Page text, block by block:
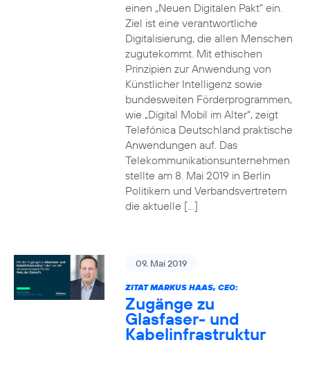
einen „Neuen Digitalen Pakt“ ein.
Ziel ist eine verantwortliche
Digitalisierung, die allen Menschen
zugutekommt. Mit ethischen
Prinzipien zur Anwendung von
Künstlicher Intelligenz sowie
bundesweiten Förderprogrammen,
wie „Digital Mobil im Alter“, zeigt
Telefónica Deutschland praktische
Anwendungen auf. Das
Telekommunikationsunternehmen
stellte am 8. Mai 2019 in Berlin
Politikern und Verbandsvertretern
die aktuelle […]
09. Mai 2019
ZITAT MARKUS HAAS, CEO:
Zugänge zu
Glasfaser- und
Kabelinfrastruktur